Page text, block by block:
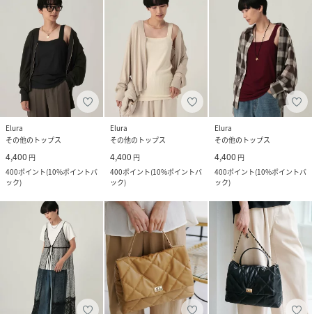
Elura
その他のトップス
4,400 円
400ポイント(10%ポイントバ
ック)
Elura
その他のトップス
4,400 円
400ポイント(10%ポイントバ
ック)
Elura
その他のトップス
4,400 円
400ポイント(10%ポイントバ
ック)